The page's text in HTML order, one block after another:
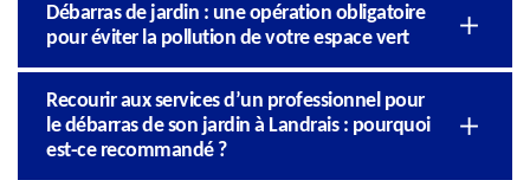
Débarras de jardin : une opération obligatoire
pour éviter la pollution de votre espace vert
Recourir aux services d’un professionnel pour
le débarras de son jardin à Landrais : pourquoi
est-ce recommandé ?